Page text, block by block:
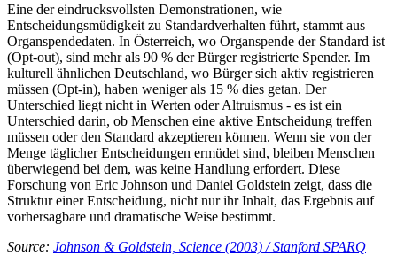
Eine der eindrucksvollsten Demonstrationen, wie
Entscheidungsmüdigkeit zu Standardverhalten führt, stammt aus
Organspendedaten. In Österreich, wo Organspende der Standard ist
(Opt-out), sind mehr als 90 % der Bürger registrierte Spender. Im
kulturell ähnlichen Deutschland, wo Bürger sich aktiv registrieren
müssen (Opt-in), haben weniger als 15 % dies getan. Der
Unterschied liegt nicht in Werten oder Altruismus - es ist ein
Unterschied darin, ob Menschen eine aktive Entscheidung treffen
müssen oder den Standard akzeptieren können. Wenn sie von der
Menge täglicher Entscheidungen ermüdet sind, bleiben Menschen
überwiegend bei dem, was keine Handlung erfordert. Diese
Forschung von Eric Johnson und Daniel Goldstein zeigt, dass die
Struktur einer Entscheidung, nicht nur ihr Inhalt, das Ergebnis auf
vorhersagbare und dramatische Weise bestimmt.
Source: Johnson & Goldstein, Science (2003) / Stanford SPARQ